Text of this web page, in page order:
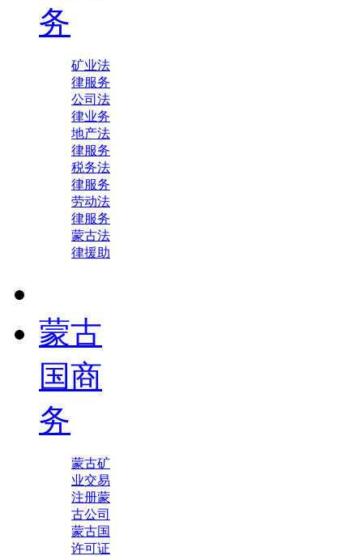
务
矿业法
律服务
公司法
律业务
地产法
律服务
税务法
律服务
劳动法
律服务
蒙古法
律援助
蒙古
国商
务
蒙古矿
业交易
注册蒙
古公司
蒙古国
许可证